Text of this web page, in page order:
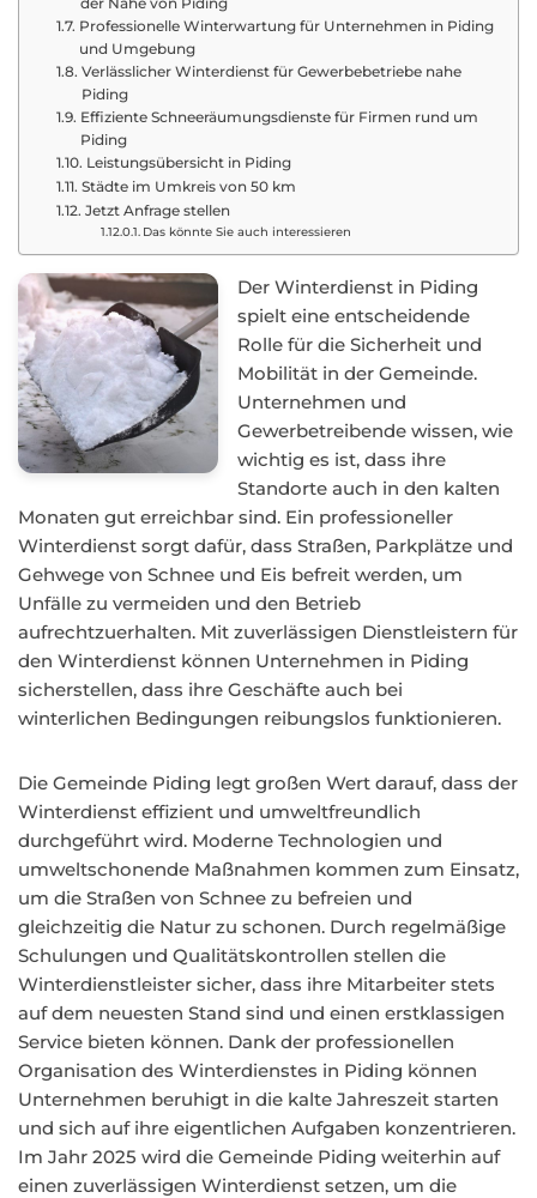
Professionelle Winterwartung für Unternehmen in Piding
und Umgebung
Verlässlicher Winterdienst für Gewerbebetriebe nahe
Piding
Effiziente Schneeräumungsdienste für Firmen rund um
Piding
Leistungsübersicht in Piding
Städte im Umkreis von 50 km
Jetzt Anfrage stellen
Das könnte Sie auch interessieren
Der Winterdienst in Piding
spielt eine entscheidende
Rolle für die Sicherheit und
Mobilität in der Gemeinde.
Unternehmen und
Gewerbetreibende wissen, wie
wichtig es ist, dass ihre
Standorte auch in den kalten
Monaten gut erreichbar sind. Ein professioneller
Winterdienst sorgt dafür, dass Straßen, Parkplätze und
Gehwege von Schnee und Eis befreit werden, um
Unfälle zu vermeiden und den Betrieb
aufrechtzuerhalten. Mit zuverlässigen Dienstleistern für
den Winterdienst können Unternehmen in Piding
sicherstellen, dass ihre Geschäfte auch bei
winterlichen Bedingungen reibungslos funktionieren.
Die Gemeinde Piding legt großen Wert darauf, dass der
Winterdienst effizient und umweltfreundlich
durchgeführt wird. Moderne Technologien und
umweltschonende Maßnahmen kommen zum Einsatz,
um die Straßen von Schnee zu befreien und
gleichzeitig die Natur zu schonen. Durch regelmäßige
Schulungen und Qualitätskontrollen stellen die
Winterdienstleister sicher, dass ihre Mitarbeiter stets
auf dem neuesten Stand sind und einen erstklassigen
Service bieten können. Dank der professionellen
Organisation des Winterdienstes in Piding können
Unternehmen beruhigt in die kalte Jahreszeit starten
und sich auf ihre eigentlichen Aufgaben konzentrieren.
Im Jahr 2025 wird die Gemeinde Piding weiterhin auf
einen zuverlässigen Winterdienst setzen, um die